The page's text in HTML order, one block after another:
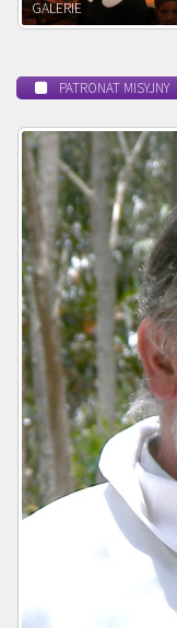
POWOŁANIE MISYJNE
PATRONAT MISYJNY